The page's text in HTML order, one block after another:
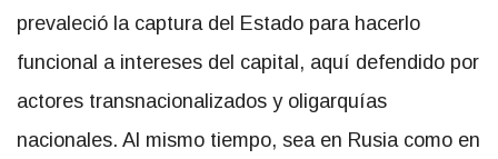
prevaleció la captura del Estado para hacerlo
funcional a intereses del capital, aquí defendido por
actores transnacionalizados y oligarquías
nacionales. Al mismo tiempo, sea en Rusia como en